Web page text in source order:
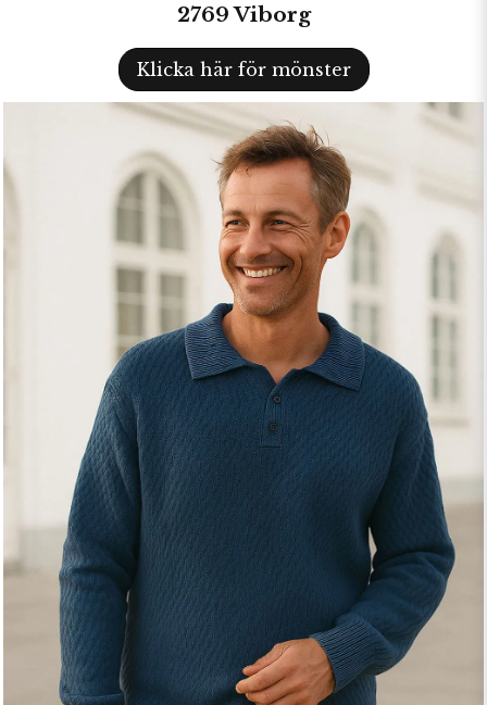
2769 Viborg
Klicka här för mönster